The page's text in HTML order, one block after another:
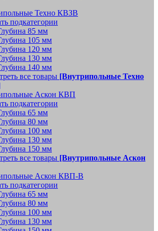
Техно КВЗВ
подкатегории
85 мм
105 мм
120 мм
130 мм
140 мм
все товары [Внутрипольные Техно
Аскон КВП
подкатегории
65 мм
80 мм
100 мм
130 мм
150 мм
все товары [Внутрипольные Аскон
Аскон КВП-В
подкатегории
65 мм
80 мм
100 мм
130 мм